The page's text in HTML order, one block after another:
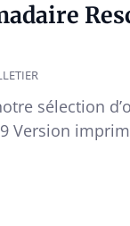
sélection
Version